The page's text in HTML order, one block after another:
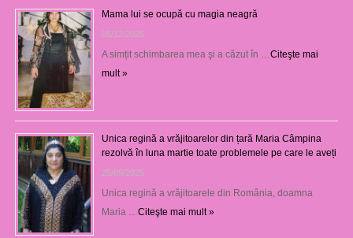
Mama lui se ocupă cu magia neagră
05/12/2025
A simțit schimbarea mea şi a căzut în … Citeşte mai
mult »
Unica regină a vrăjitoarelor din țară Maria Câmpina
rezolvă în luna martie toate problemele pe care le aveți
25/09/2025
Unica regină a vrăjitoarele din România, doamna
Maria … Citeşte mai mult »